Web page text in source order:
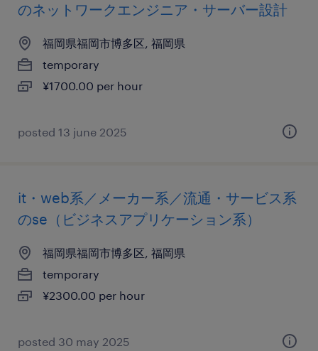
のネットワークエンジニア・サーバー設計
福岡県福岡市博多区, 福岡県
temporary
¥1700.00 per hour
posted 13 june 2025
it・web系／メーカー系／流通・サービス系
のse（ビジネスアプリケーション系）
福岡県福岡市博多区, 福岡県
temporary
¥2300.00 per hour
posted 30 may 2025